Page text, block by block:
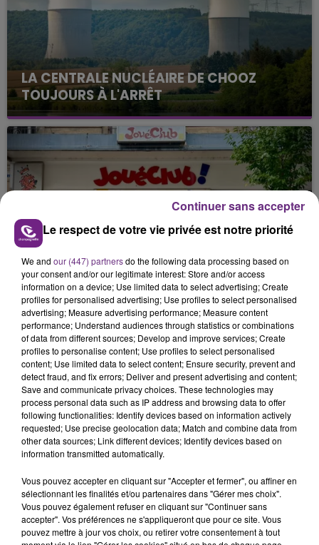
LA CENTRALE NUCLÉAIRE DE CHOOZ
TOUJOURS À L'ARRÊT
Cela fait déjà une semaine que la centrale
nucléaire ardennaise est à l'arrêt. Une situation
justifiée par la sécheresse intense qui est toujours
présente.
LE MAGASIN JOUÉCLUB DE REIMS FERME
SES PORTES
C'était l'une des institutions du centre-ville
rémois. Le magasin JouéClub est contraint de
fermer ses portes.
TITRES DIFFUSÉS
15h21
15h21
LINKIN PARK
Lost
15h18
15h18
ORIA
Soiree Mondaine
Le respect de votre vie privée est notre priorité
We and our (447) partnersdo the following data processing based on
your consent and/or our legitimate interest: Store and/or access
information on a device; Use limited data to select advertising; Create
profiles for personalised advertising; Use profiles to select personalised
advertising; Measure advertising performance; Measure content
performance; Understand audiences through statistics or combinations
of data from different sources; Develop and improve services; Create
profiles to personalise content; Use profiles to select personalised
content; Use limited data to select content; Ensure security, prevent and
detect fraud, and fix errors; Deliver and present advertising and content;
Save and communicate privacy choices. These technologies may
process personal data such as IP address and browsing data to offer
following functionalities: Identify devices based on information actively
requested; Use precise geolocation data; Match and combine data from
other data sources; Link different devices; Identify devices based on
information transmitted automatically.
Vous pouvez accepter en cliquant sur "Accepter et fermer", ou affiner en
sélectionnant les finalités et/ou partenaires dans "Gérer mes choix".
Vous pouvez également refuser en cliquant sur "Continuer sans
accepter". Vos préférences ne s'appliqueront que pour ce site. Vous
pouvez mettre à jour vos choix, ou retirer votre consentement à tout
Continuer sans accepter